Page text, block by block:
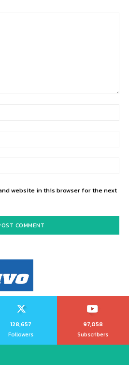
website in this browser for the next
128,657
Followers
97,058
Subscribers